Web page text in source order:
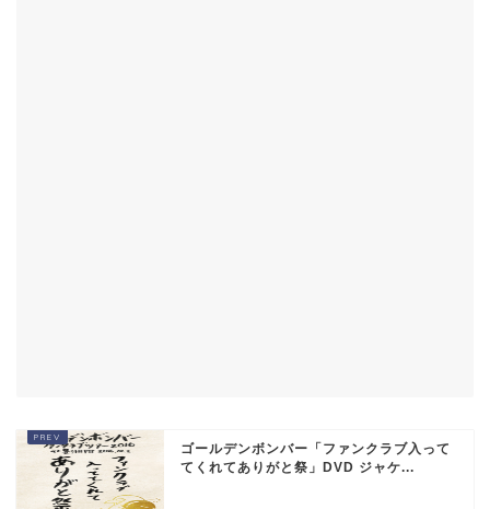
ゴールデンボンバー「ファンクラブ入って
てくれてありがと祭」DVD ジャケ...